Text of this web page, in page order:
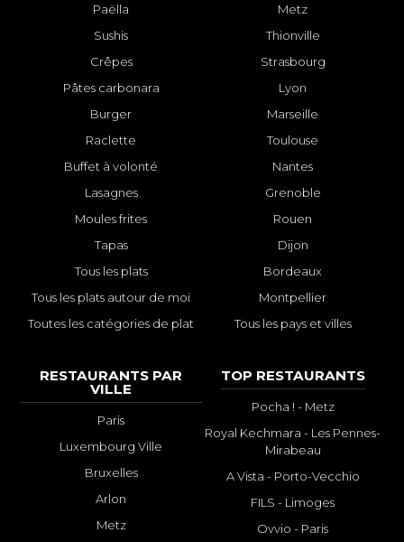
Paëlla
Sushis
Crêpes
Pâtes carbonara
Burger
Raclette
Buffet à volonté
Lasagnes
Moules frites
Tapas
Tous les plats
Tous les plats autour de moi
Toutes les catégories de plat
Metz
Thionville
Strasbourg
Lyon
Marseille
Toulouse
Nantes
Grenoble
Rouen
Dijon
Bordeaux
Montpellier
Tous les pays et villes
RESTAURANTS PAR
VILLE
Paris
Luxembourg Ville
Bruxelles
Arlon
Metz
TOP RESTAURANTS
Pocha ! - Metz
Royal Kechmara - Les Pennes-
Mirabeau
A Vista - Porto-Vecchio
FILS - Limoges
Ovvio - Paris